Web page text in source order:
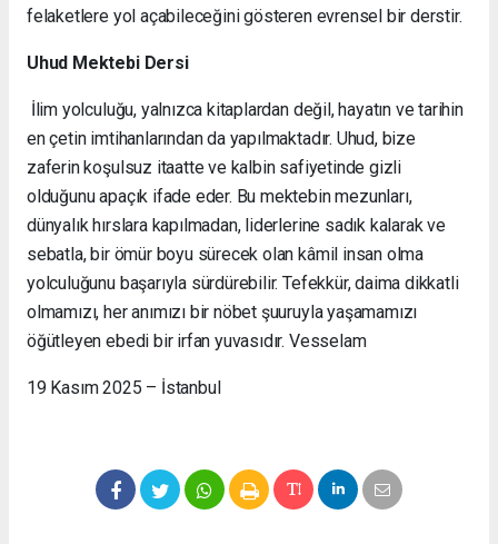
felaketlere yol açabileceğini gösteren evrensel bir derstir.
Uhud Mektebi Dersi
İlim yolculuğu, yalnızca kitaplardan değil, hayatın ve tarihin
en çetin imtihanlarından da yapılmaktadır. Uhud, bize
zaferin koşulsuz itaatte ve kalbin safiyetinde gizli
olduğunu apaçık ifade eder. Bu mektebin mezunları,
dünyalık hırslara kapılmadan, liderlerine sadık kalarak ve
sebatla, bir ömür boyu sürecek olan kâmil insan olma
yolculuğunu başarıyla sürdürebilir. Tefekkür, daima dikkatli
olmamızı, her anımızı bir nöbet şuuruyla yaşamamızı
öğütleyen ebedi bir irfan yuvasıdır. Vesselam
19 Kasım 2025 – İstanbul